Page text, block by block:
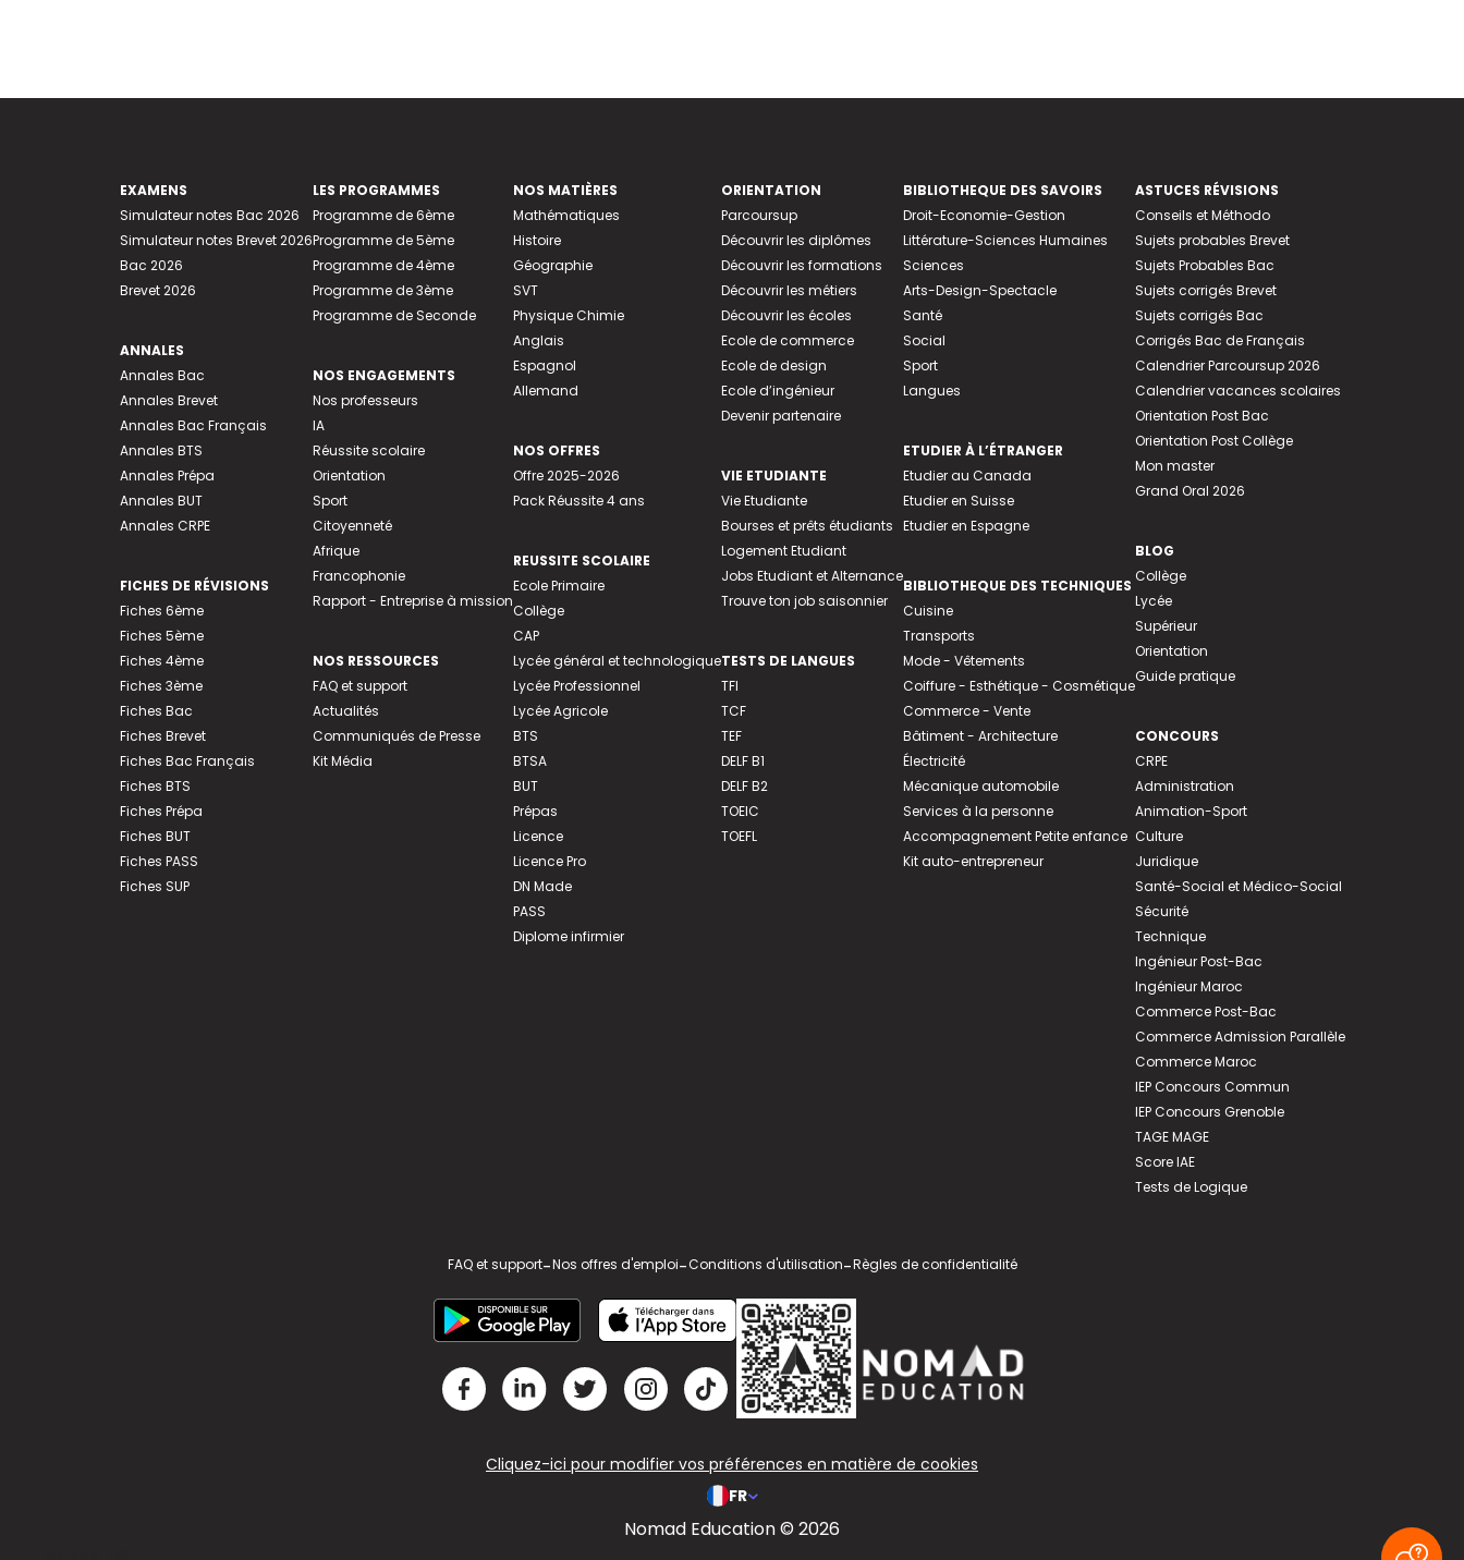
EXAMENS
Simulateur notes Bac 2026
Simulateur notes Brevet 2026
Bac 2026
Brevet 2026
ANNALES
Annales Bac
Annales Brevet
Annales Bac Français
Annales BTS
Annales Prépa
Annales BUT
Annales CRPE
FICHES DE RÉVISIONS
Fiches 6ème
Fiches 5ème
Fiches 4ème
Fiches 3ème
Fiches Bac
Fiches Brevet
Fiches Bac Français
Fiches BTS
Fiches Prépa
Fiches BUT
Fiches PASS
Fiches SUP
LES PROGRAMMES
Programme de 6ème
Programme de 5ème
Programme de 4ème
Programme de 3ème
Programme de Seconde
NOS ENGAGEMENTS
Nos professeurs
IA
Réussite scolaire
Orientation
Sport
Citoyenneté
Afrique
Francophonie
Rapport - Entreprise à mission
NOS RESSOURCES
FAQ et support
Actualités
Communiqués de Presse
Kit Média
NOS MATIÈRES
Mathématiques
Histoire
Géographie
SVT
Physique Chimie
Anglais
Espagnol
Allemand
NOS OFFRES
Offre 2025-2026
Pack Réussite 4 ans
REUSSITE SCOLAIRE
Ecole Primaire
Collège
CAP
Lycée général et technologique
Lycée Professionnel
Lycée Agricole
BTS
BTSA
BUT
Prépas
Licence
Licence Pro
DN Made
PASS
Diplome infirmier
ORIENTATION
Parcoursup
Découvrir les diplômes
Découvrir les formations
Découvrir les métiers
Découvrir les écoles
Ecole de commerce
Ecole de design
Ecole d’ingénieur
Devenir partenaire
VIE ETUDIANTE
Vie Etudiante
Bourses et prêts étudiants
Logement Etudiant
Jobs Etudiant et Alternance
Trouve ton job saisonnier
TESTS DE LANGUES
TFI
TCF
TEF
DELF B1
DELF B2
TOEIC
TOEFL
BIBLIOTHEQUE DES SAVOIRS
Droit-Economie-Gestion
Littérature-Sciences Humaines
Sciences
Arts-Design-Spectacle
Santé
Social
Sport
Langues
ETUDIER À L’ÉTRANGER
Etudier au Canada
Etudier en Suisse
Etudier en Espagne
BIBLIOTHEQUE DES TECHNIQUES
Cuisine
Transports
Mode - Vêtements
Coiffure - Esthétique - Cosmétique
Commerce - Vente
Bâtiment - Architecture
Électricité
Mécanique automobile
Services à la personne
Accompagnement Petite enfance
Kit auto-entrepreneur
ASTUCES RÉVISIONS
Conseils et Méthodo
Sujets probables Brevet
Sujets Probables Bac
Sujets corrigés Brevet
Sujets corrigés Bac
Corrigés Bac de Français
Calendrier Parcoursup 2026
Calendrier vacances scolaires
Orientation Post Bac
Orientation Post Collège
Mon master
Grand Oral 2026
BLOG
Collège
Lycée
Supérieur
Orientation
Guide pratique
CONCOURS
CRPE
Administration
Animation-Sport
Culture
Juridique
Santé-Social et Médico-Social
Sécurité
Technique
Ingénieur Post-Bac
Ingénieur Maroc
Commerce Post-Bac
Commerce Admission Parallèle
Commerce Maroc
IEP Concours Commun
IEP Concours Grenoble
TAGE MAGE
Score IAE
Tests de Logique
FAQ et support-Nos offres d'emploi-Conditions d'utilisation-Règles de confidentialité
Cliquez-ici pour modifier vos préférences en matière de cookies
FR
Nomad Education © 2026